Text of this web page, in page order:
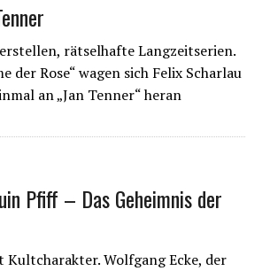
rätselhafte Langzeitserien.
der Rose“ wagen sich Felix Scharlau
an „Jan Tenner“ heran
Pfiff – Das Geheimnis der
Wolfgang Ecke, der